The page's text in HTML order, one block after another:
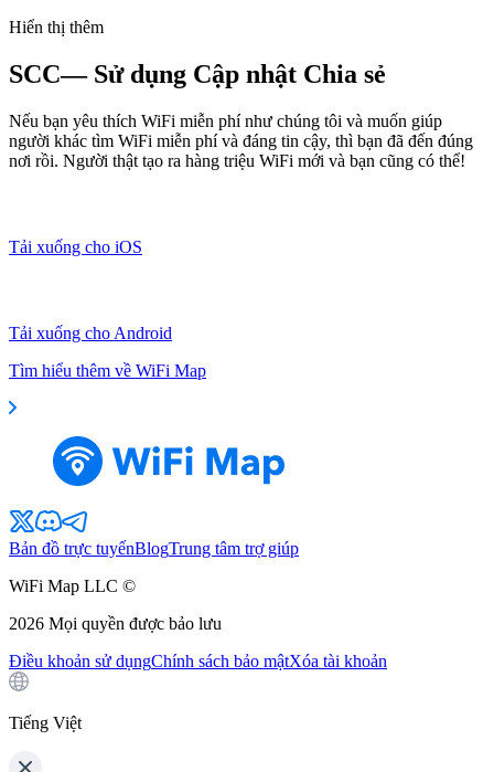
Hiển thị thêm
SCC— Sử dụng Cập nhật Chia sẻ
Nếu bạn yêu thích WiFi miễn phí như chúng tôi và muốn giúp
người khác tìm WiFi miễn phí và đáng tin cậy, thì bạn đã đến đúng
nơi rồi. Người thật tạo ra hàng triệu WiFi mới và bạn cũng có thể!
Tải xuống cho iOS
Tải xuống cho Android
Tìm hiểu thêm về WiFi Map
Bản đồ trực tuyếnBlogTrung tâm trợ giúp
WiFi Map LLC ©
2026 Mọi quyền được bảo lưu
Điều khoản sử dụngChính sách bảo mậtXóa tài khoản
Tiếng Việt